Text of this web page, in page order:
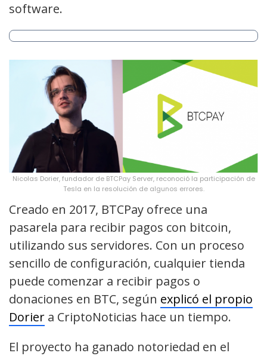
software.
Nicolas Dorier, fundador de BTCPay Server, reconoció la participación de
Tesla en la resolución de algunos errores.
Creado en 2017, BTCPay ofrece una
pasarela para recibir pagos con bitcoin,
utilizando sus servidores. Con un proceso
sencillo de configuración, cualquier tienda
puede comenzar a recibir pagos o
donaciones en BTC, según explicó el propio
Dorier a CriptoNoticias hace un tiempo.
El proyecto ha ganado notoriedad en el